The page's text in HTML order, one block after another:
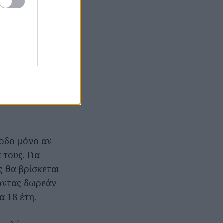
ξυρίσουν
την
από δύο
μόνο αν
Για
βρίσκεται
δωρεάν
18 έτη.